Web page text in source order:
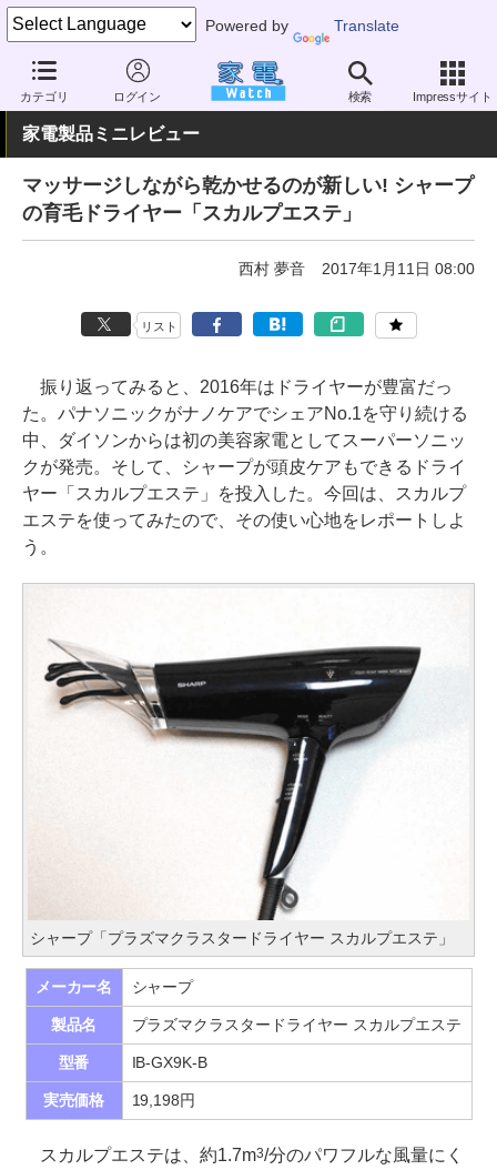
Powered by Translate
カテゴリ ログイン 検索 Impressサイト
家電 Watch ヘルスケア 美容家電 ドライヤー
家電製品ミニレビュー
マッサージしながら乾かせるのが新しい! シャープ
の育毛ドライヤー「スカルプエステ」
西村 夢音 2017年1月11日 08:00
リスト
振り返ってみると、2016年はドライヤーが豊富だっ
た。パナソニックがナノケアでシェアNo.1を守り続ける
中、ダイソンからは初の美容家電としてスーパーソニッ
クが発売。そして、シャープが頭皮ケアもできるドライ
ヤー「スカルプエステ」を投入した。今回は、スカルプ
エステを使ってみたので、その使い心地をレポートしよ
う。
シャープ「プラズマクラスタードライヤー スカルプエステ」
メーカー名 シャープ
製品名 プラズマクラスタードライヤー スカルプエステ
型番 IB-GX9K-B
実売価格 19,198円
スカルプエステは、約1.7m3/分のパワフルな風量にく